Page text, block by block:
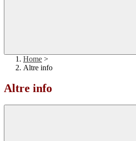
Home >
Altre info
Altre info